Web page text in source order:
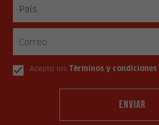
Acepto los Términos y condiciones